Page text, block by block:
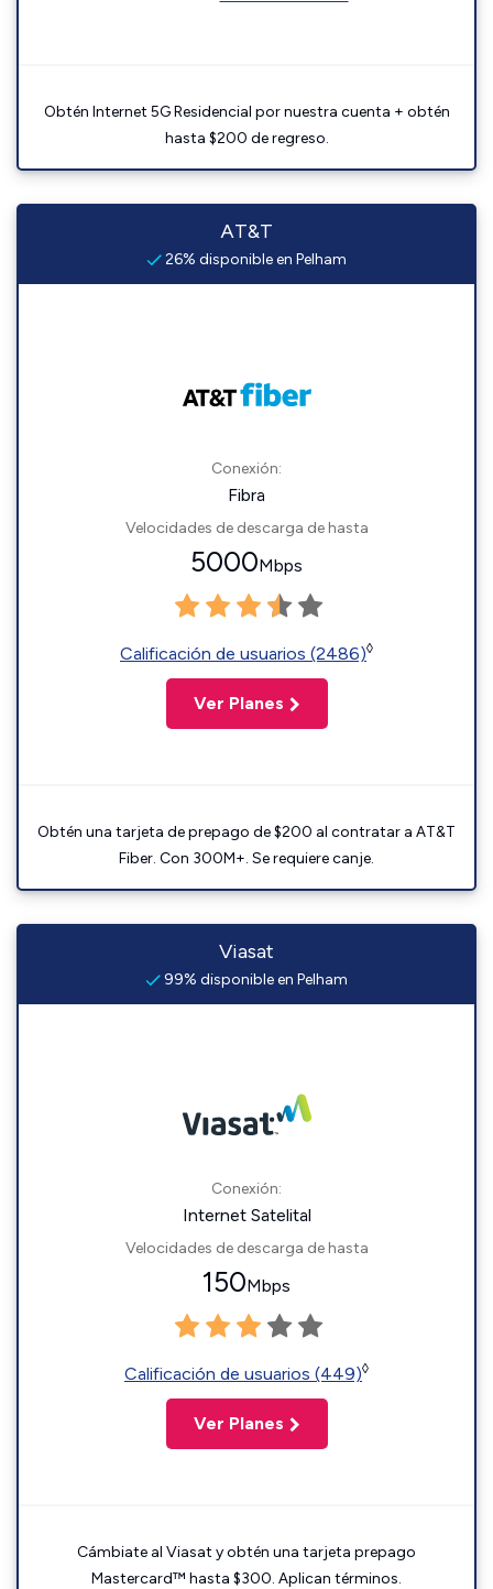
Obtén Internet 5G Residencial por nuestra cuenta + obtén
hasta $200 de regreso.
AT&T
26% disponible en Pelham
Conexión:
Fibra
Velocidades de descarga de hasta
5000Mbps
Calificación de usuarios (2486)◊
Ver Planes
Obtén una tarjeta de prepago de $200 al contratar a AT&T
Fiber. Con 300M+. Se requiere canje.
Viasat
99% disponible en Pelham
Conexión:
Internet Satelital
Velocidades de descarga de hasta
150Mbps
Calificación de usuarios (449)◊
Ver Planes
Cámbiate al Viasat y obtén una tarjeta prepago
Mastercard™ hasta $300. Aplican términos.